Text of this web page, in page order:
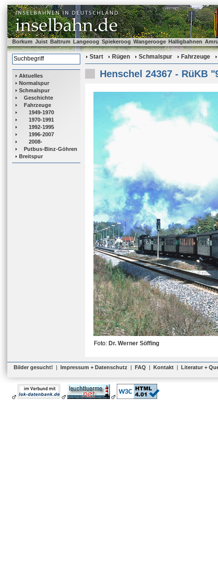
Borkum Juist Baltrum Langeoog Spiekeroog Wangerooge Halligbahnen
Aktuelles
Normalspur
Schmalspur
Geschichte
Fahrzeuge
1949-1970
1970-1991
1992-1995
1996-2007
2008-
Putbus-Binz-Göhren
Breitspur
Start Rügen Schmalspur Fahrzeuge
Henschel 24367 - RüKB
Foto: Dr. Werner Söffing
Bilder gesucht! | Impressum + Datenschutz | FAQ | Kontakt | Literatur +